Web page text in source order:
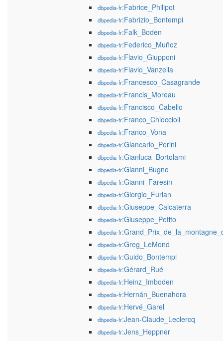
dbpedia-fr:Fabrice_Philipot
dbpedia-fr:Fabrizio_Bontempi
dbpedia-fr:Falk_Boden
dbpedia-fr:Federico_Muñoz
dbpedia-fr:Flavio_Giupponi
dbpedia-fr:Flavio_Vanzella
dbpedia-fr:Francesco_Casagrande
dbpedia-fr:Francis_Moreau
dbpedia-fr:Francisco_Cabello
dbpedia-fr:Franco_Chioccioli
dbpedia-fr:Franco_Vona
dbpedia-fr:Giancarlo_Perini
dbpedia-fr:Gianluca_Bortolami
dbpedia-fr:Gianni_Bugno
dbpedia-fr:Gianni_Faresin
dbpedia-fr:Giorgio_Furlan
dbpedia-fr:Giuseppe_Calcaterra
dbpedia-fr:Giuseppe_Petito
dbpedia-fr
dbpedia-fr:Greg_LeMond
dbpedia-fr:Guido_Bontempi
dbpedia-fr:Gérard_Rué
dbpedia-fr:Heinz_Imboden
dbpedia-fr:Hernán_Buenahora
dbpedia-fr:Hervé_Garel
dbpedia-fr:Jean-Claude_Leclercq
dbpedia-fr:Jens_Heppner